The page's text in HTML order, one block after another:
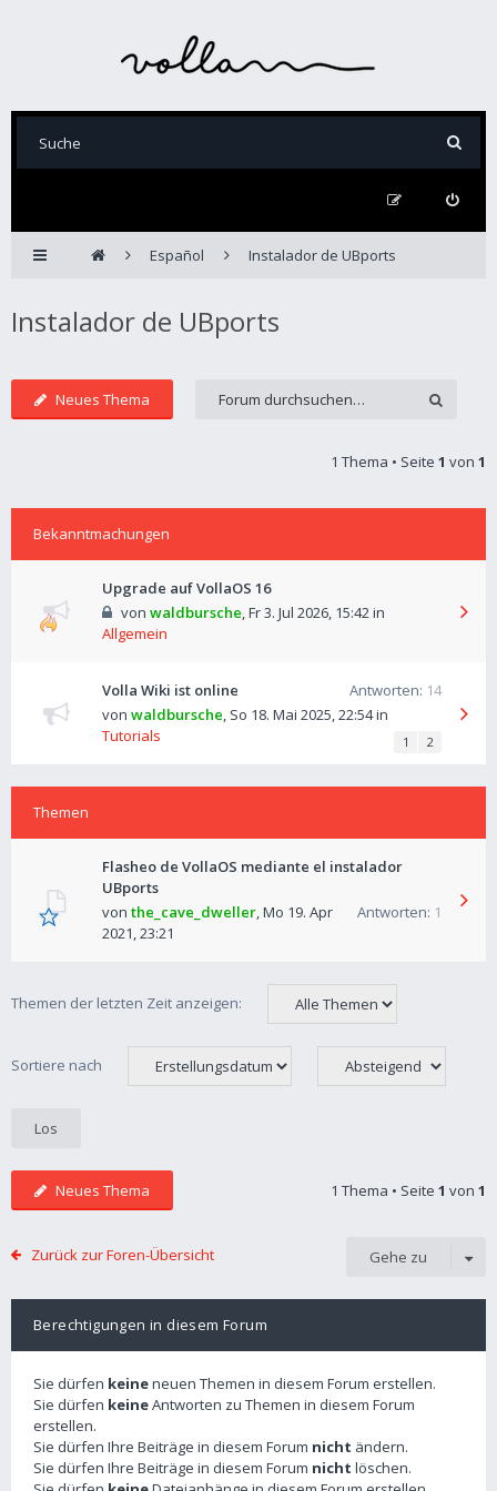
Español Instalador de UBports
Instalador de UBports
Neues Thema
1 Thema • Seite 1 von 1
Bekanntmachungen
Upgrade auf VollaOS 16
von waldbursche,Fr 3. Jul 2026, 15:42in
Allgemein
Volla Wiki ist online Antworten: 14
von waldbursche, So 18. Mai 2025, 22:54in
Tutorials
1 2
Themen
Flasheo de VollaOS mediante el instalador
UBports
Antworten: 1
von the_cave_dweller,Mo 19. Apr
2021, 23:21
Themen der letzten Zeit anzeigen:
Sortiere nach
Neues Thema 1 Thema • Seite 1 von 1
Zurück zur Foren-Übersicht Gehe zu
Berechtigungen in diesem Forum
Sie dürfen keineneuen Themen in diesem Forum erstellen.
Sie dürfen keineAntworten zu Themen in diesem Forum
erstellen.
Sie dürfen Ihre Beiträge in diesem Forum nicht ändern.
Sie dürfen Ihre Beiträge in diesem Forum nicht löschen.